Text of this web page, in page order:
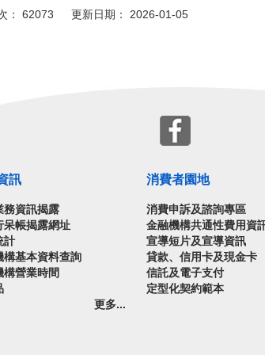
： 62073 更新日期： 2026-01-05
訊
務資訊揭露
呆帳揭露網址
計
構基本資料查詢
構營業時間
更多...
消費者園地
消費申訴及諮詢專區
金融機構共通性費用資
宣導短片及宣導資訊
貸款、信用卡及現金卡
信託及電子支付
定型化契約範本